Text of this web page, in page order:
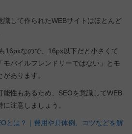
識して作られたWEBサイトはほとんど
16pxなので、16px以下だと小さくて
モバイルフレンドリーではない」とモ
あります。
性もあるため、SEOを意識してWEB
注意しましょう。
とは？｜費用や具体例、コツなどを解